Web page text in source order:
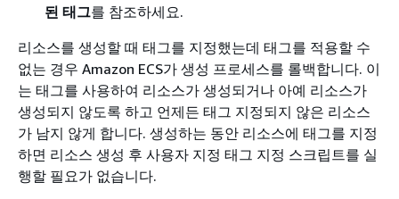
된 태그를 참조하세요.
리소스를 생성할 때 태그를 지정했는데 태그를 적용할 수
없는 경우 Amazon ECS가 생성 프로세스를 롤백합니다. 이
는 태그를 사용하여 리소스가 생성되거나 아예 리소스가
생성되지 않도록 하고 언제든 태그 지정되지 않은 리소스
가 남지 않게 합니다. 생성하는 동안 리소스에 태그를 지정
하면 리소스 생성 후 사용자 지정 태그 지정 스크립트를 실
행할 필요가 없습니다.